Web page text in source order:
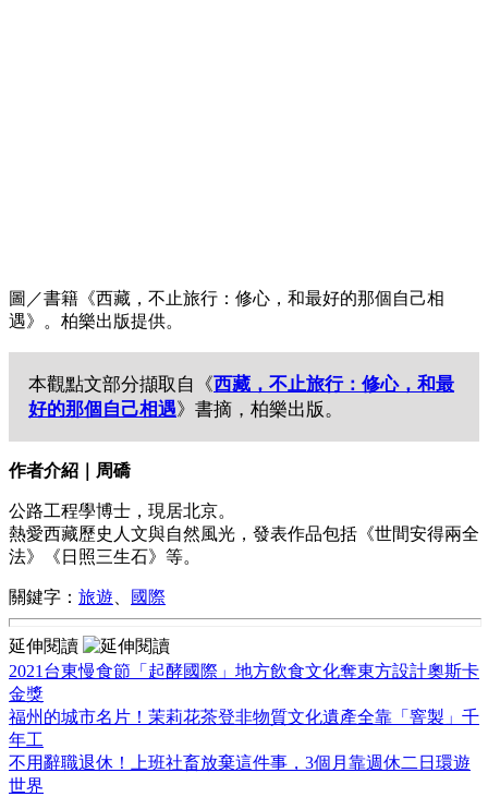
圖／書籍《西藏，不止旅行：修心，和最好的那個自己相
遇》。柏樂出版提供。
本觀點文部分擷取自《西藏，不止旅行：修心，和最
好的那個自己相遇》書摘，柏樂出版。
作者介紹｜周礄
公路工程學博士，現居北京。
熱愛西藏歷史人文與自然風光，發表作品包括《世間安得兩全
法》《日照三生石》等。
關鍵字： 旅遊 國際
延伸閱讀
2021台東慢食節「起酵國際」地方飲食文化奪東方設計奧斯卡
金獎
福州的城市名片！茉莉花茶登非物質文化遺產全靠「窨製」千
年工
不用辭職退休！上班社畜放棄這件事，3個月靠週休二日環遊
世界